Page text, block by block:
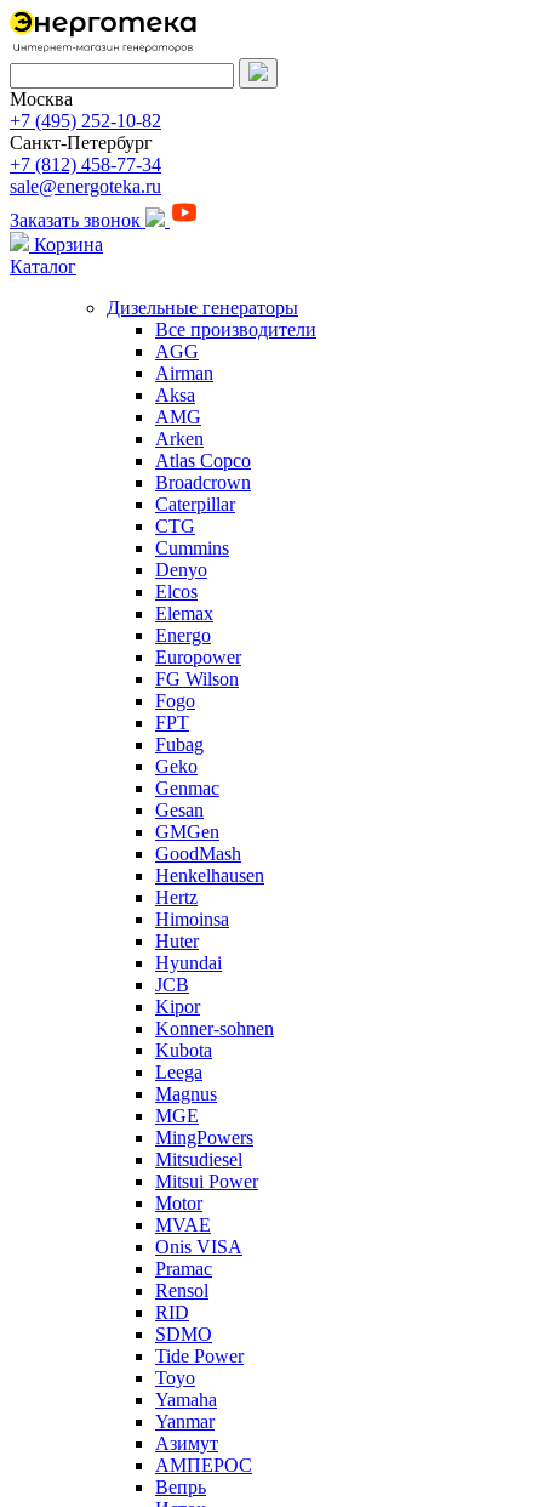
Москва
+7 (495) 252-10-82
Санкт-Петербург
+7 (812) 458-77-34
sale@energoteka.ru
Заказать звонок
Корзина
Каталог
Дизельные генераторы
Все производители
AGG
Airman
Aksa
AMG
Arken
Atlas Copco
Broadcrown
Caterpillar
CTG
Cummins
Denyo
Elcos
Elemax
Energo
Europower
FG Wilson
Fogo
FPT
Fubag
Geko
Genmac
Gesan
GMGen
GoodMash
Henkelhausen
Hertz
Himoinsa
Huter
Hyundai
JCB
Kipor
Konner-sohnen
Kubota
Leega
Magnus
MGE
MingPowers
Mitsudiesel
Mitsui Power
Motor
MVAE
Onis VISA
Pramac
Rensol
RID
SDMO
Tide Power
Toyo
Yamaha
Yanmar
Азимут
АМПЕРОС
Вепрь